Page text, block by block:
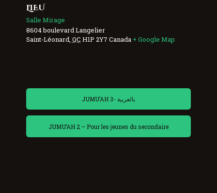
LIEU
Salle Mirage
8604 boulevard Langelier
Saint-Léonard QC H1P 2Y7 Canada + Google Map
JUMU’AH 3- بالعربية
JUMU’AH 2 – Pour les jeunes du secondaire